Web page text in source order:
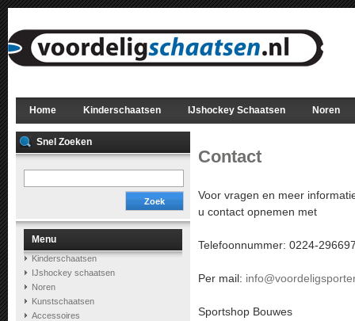
Home Kinderschaatsen IJshockey Schaatsen Noren
Snel Zoeken
Zoek
Menu
Kinderschaatsen
IJshockey schaatsen
Noren
Kunstschaatsen
Accessoires
Contact
Voor vragen en meer
u contact opnemen met
Telefoonnummer: 0224-
Per mail:
Sportshop Bouwes